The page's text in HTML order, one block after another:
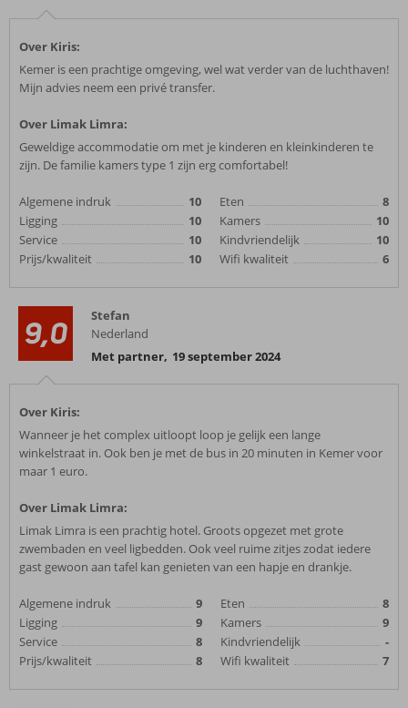
Over Kiris:
Kemer is een prachtige omgeving, wel wat verder van de luchthaven!
Mijn advies neem een privé transfer.
Over Limak Limra:
Geweldige accommodatie om met je kinderen en kleinkinderen te
zijn. De familie kamers type 1 zijn erg comfortabel!
Algemene indruk
10
Ligging
10
Service
10
Prijs/kwaliteit
10
Eten
8
Kamers
10
Kindvriendelijk
10
Wifi kwaliteit
6
9,0
Stefan
Nederland
Met partner, 19 september 2024
Over Kiris:
Wanneer je het complex uitloopt loop je gelijk een lange
winkelstraat in. Ook ben je met de bus in 20 minuten in Kemer voor
maar 1 euro.
Over Limak Limra:
Limak Limra is een prachtig hotel. Groots opgezet met grote
zwembaden en veel ligbedden. Ook veel ruime zitjes zodat iedere
gast gewoon aan tafel kan genieten van een hapje en drankje.
Algemene indruk
9
Ligging
9
Service
8
Prijs/kwaliteit
8
Eten
8
Kamers
9
Kindvriendelijk
-
Wifi kwaliteit
7